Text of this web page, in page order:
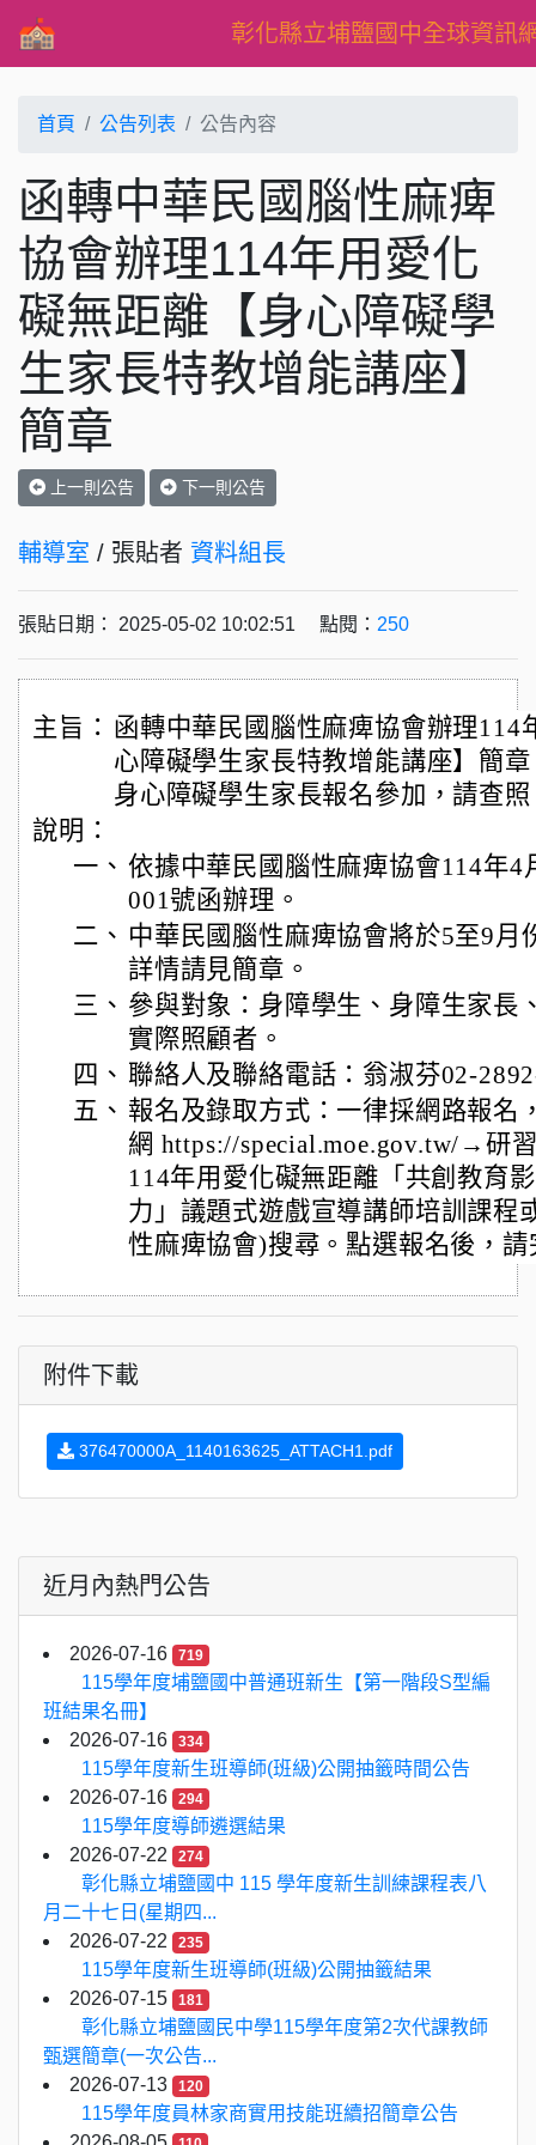
彰化縣立埔鹽國中全球資訊
首頁 公告列表 公告內容
函轉中華民國腦性麻痺
協會辦理114年用愛化
礙無距離【身心障礙學
生家長特教增能講座】
簡章
上一則公告 下一則公告
輔導室 / 張貼者 資料組長
張貼日期： 2025-05-02 10:02:51 點閱： 250
主旨： 函轉中華民國腦性麻痺協會辦理114
心障礙學生家長特教增能講座】簡
身心障礙學生家長報名參加，請查
說明：
一、 依據中華民國腦性麻痺協會114年4
001號函辦理。
二、 中華民國腦性麻痺協會將於5至9月
詳情請見簡章。
三、 參與對象：身障學生、身障生家長
實際照顧者。
四、 聯絡人及聯絡電話：翁淑芬02-
五、 報名及錄取方式：一律採網路報名
網 https://special.moe.gov.tw/→
114年用愛化礙無距離「共創教育
力」議題式遊戲宣導講師培訓課程
性麻痺協會)搜尋。點選報名後，
附件下載
376470000A_1140163625_ATTACH1.pdf
近月內熱門公告
2026-07-16 719
115學年度埔鹽國中普通班新生【第一階段S型編
班結果名冊】
2026-07-16
334
115學年度新生班導師(班級)公開抽籤時間公告
2026-07-16
294
115學年度導師遴選結果
2026-07-22
274
彰化縣立埔鹽國中 115 學年度新生訓練課程表八
月二十七日(星期四...
2026-07-22
235
115學年度新生班導師(班級)公開抽籤結果
2026-07-15
181
彰化縣立埔鹽國民中學115學年度第2次代課教師
甄選簡章(一次公告...
2026-07-13
120
115學年度員林家商實用技能班續招簡章公告